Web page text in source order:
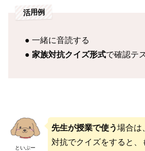
活用例
● 一緒に音読する
● 家族対抗クイズ形式で確認テ
といぷー
先生が授業で使う場合は
対抗でクイズをすると、